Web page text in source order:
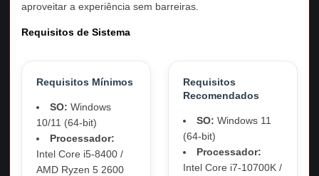
aproveitar a experiência sem barreiras.
Requisitos de Sistema
Requisitos Mínimos
SO: Windows
10/11 (64-bit)
Processador:
Intel Core i5-8400 /
AMD Ryzen 5 2600
Requisitos
Recomendados
SO: Windows 11
(64-bit)
Processador:
Intel Core i7-10700K /